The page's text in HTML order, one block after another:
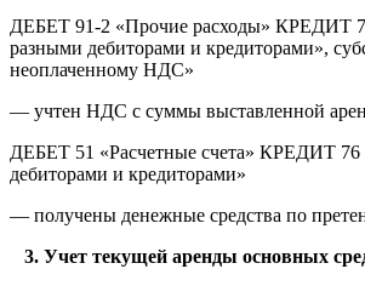
ДЕБЕТ 91-2 «Прочие расходы» КРЕДИТ
разными дебиторами и кредиторами»,
неоплаченному НДС»
— учтен НДС с суммы выставленной
ДЕБЕТ 51 «Расчетные счета» КРЕДИТ 76
дебиторами и кредиторами»
— получены денежные средства по
3. Учет текущей аренды основных